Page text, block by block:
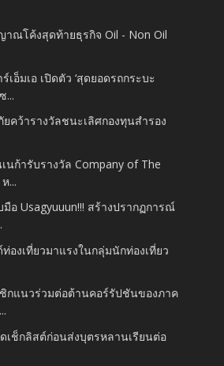
าณโค้งสุดท้ายธุรกิจ Oil - Non Oil
เอ็มเอ เปิดตัว ‘สุดยอดรถกระบะ
...
คว้ารางวัลชนะเลิศกองทุนสำรอง
นก้ารับรางวัล Company of The
...
มือ Usagyuuun!!! สร้างปรากฏการณ์
องเที่ยวมาแรงในกลุ่มนักท่องเที่ยว
กแนวร่วมต่อต้านคอร์รัปชันของภาค
เช็กลิสต์ก่อนส่งบุตรหลานเรียนต่อ